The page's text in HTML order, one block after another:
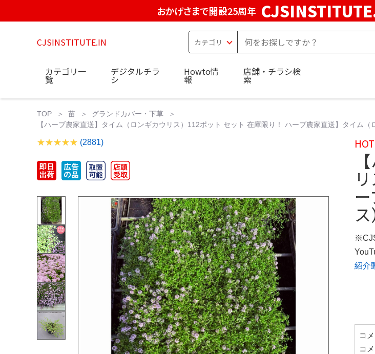
おかげさまで開設25周年
CJSINSTITUTE.IN
カテゴリ一
覧
デジタルチラ
シ
Howto情
報
店舗・チラシ検
索
TOP 苗
グランドカバー・下草
【ハーブ農家直送】タイム（ロンギカウリス）112ポット セット 在庫限り！ ハーブ農家直送】タイム
(2881)
紹介
コ
コ